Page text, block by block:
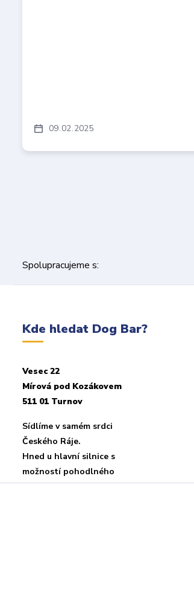
09 02 2025
Spolupracujeme s:
Kde hledat Dog Bar?
Vesec 22
Mírová pod Kozákovem
511 01 Turnov
Sídlíme v samém srdci
Českého Ráje.
Hned u hlavní silnice s
možností pohodlného
parkování u objektu.